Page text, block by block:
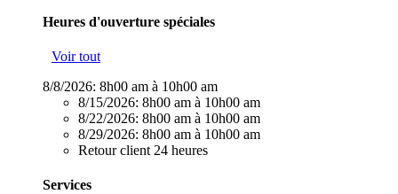
Heures d'ouverture spéciales
Voir tout
8/8/2026: 8h00 am à 10h00 am
8/15/2026: 8h00 am à 10h00 am
8/22/2026: 8h00 am à 10h00 am
8/29/2026: 8h00 am à 10h00 am
Retour client 24 heures
Services